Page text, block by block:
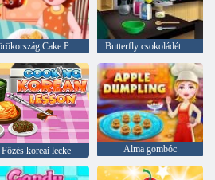
Törökország Cake Pops Butterfly csokoládétorta: főzés Emma
Főzés koreai lecke Alma gombóc